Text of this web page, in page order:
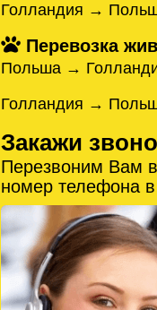
Голландия →
Перевозка
Польша →
Голландия →
Закажи
Перезвоним Вам
номер телефона